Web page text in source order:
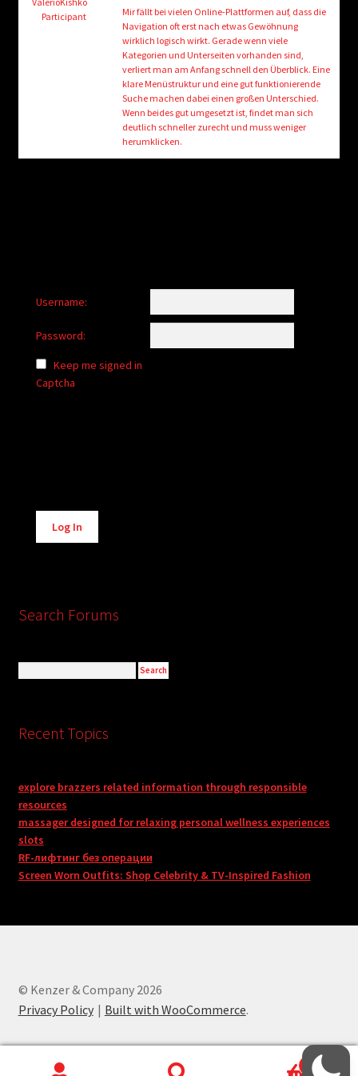
Login/Create Account
Participant
Mir fällt bei vielen Online-Plattformen auf, dass die
Navigation oft erst nach etwas Gewöhnung
wirklich logisch wirkt. Gerade wenn viele
Kategorien und Unterseiten vorhanden sind,
verliert man am Anfang schnell den Überblick. Eine
klare Menüstruktur und eine gut funktionierende
Suche machen dabei einen großen Unterschied.
Wenn beides gut umgesetzt ist, findet man sich
deutlich schneller zurecht und muss weniger
herumklicken.
Username:
Password:
Keep me signed in
Captcha
Alternative:
Log In
Search Forums
Recent Topics
explore brazzers related information through responsible
resources
massager designed for relaxing personal wellness experiences
slots
RF-лифтинг без операции
Screen Worn Outfits: Shop Celebrity & TV-Inspired Fashion
© Kenzer & Company 2026
Privacy Policy
Built with WooCommerce.